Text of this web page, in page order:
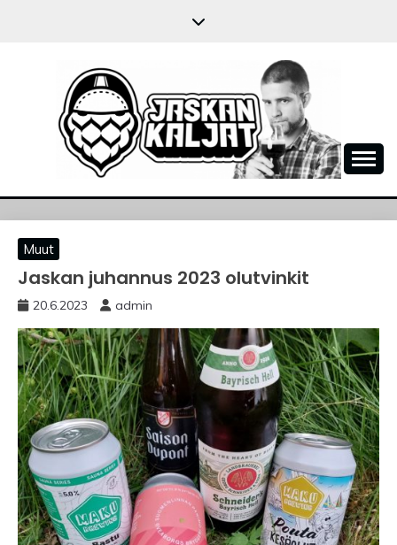
JASKANKALJAT
Muut
Jaskan juhannus 2023 olutvinkit
20.6.2023 admin